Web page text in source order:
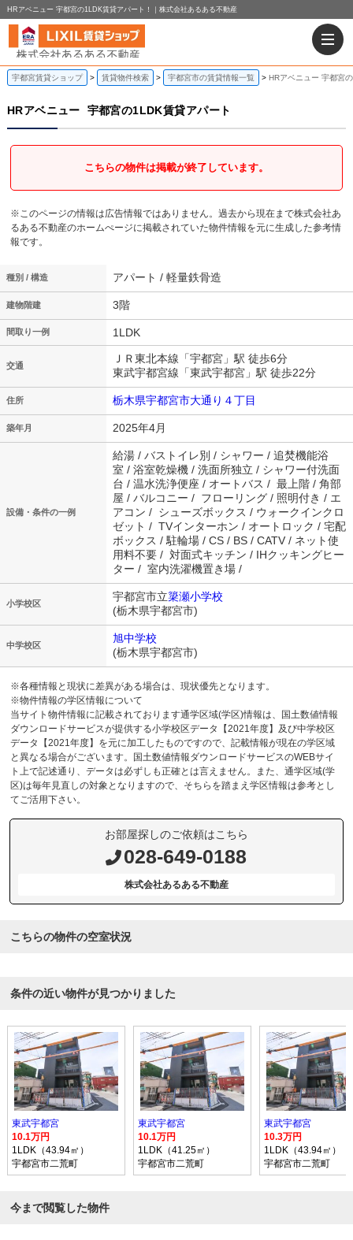
HRアベニュー 宇都宮の1LDK賃貸アパート！｜株式会社あるある不動産
宇都宮賃貸ショップ 賃貸物件検索 宇都宮市の賃貸情報一覧 HRアベニュー 宇都宮
HRアベニュー 宇都宮の1LDK賃貸アパート
こちらの物件は掲載が終了しています。
※このページの情報は広告情報ではありません。過去から現在まで株式会社あ
るある不動産のホームぺージに掲載されていた物件情報を元に生成した参考情
報です。
種別 / 構造 アパート / 軽量鉄骨造
建物階建 3階
間取り一例 1LDK
交通
ＪＲ東北本線「宇都宮」駅 徒歩6分
東武宇都宮線「東武宇都宮」駅 徒歩22分
住所 栃木県宇都宮市大通り４丁目
築年月 2025年4月
設備・条件の一例
給湯 / バストイレ別 / シャワー / 追焚機能浴
室 / 浴室乾燥機 / 洗面所独立 / シャワー付洗面
台 / 温水洗浄便座 / オートバス / 最上階 / 角部
屋 / バルコニー / フローリング / 照明付き / エ
アコン / シューズボックス / ウォークインクロ
ゼット / TVインターホン / オートロック / 宅配
ボックス / 駐輪場 / CS / BS / CATV / ネット使
用料不要 / 対面式キッチン / IHクッキングヒー
ター / 室内洗濯機置き場 /
小学校区
宇都宮市立簗瀬小学校
(栃木県宇都宮市)
中学校区
旭中学校
(栃木県宇都宮市)
※各種情報と現状に差異がある場合は、現状優先となります。
※物件情報の学区情報について
当サイト物件情報に記載されております通学区域(学区)情報は、国土数値情報
ダウンロードサービスが提供する小学校区データ【2021年度】及び中学校区
データ【2021年度】を元に加工したものですので、記載情報が現在の学区域
と異なる場合がございます。国土数値情報ダウンロードサービスのWEBサイ
ト上で記述通り、データは必ずしも正確とは言えません。また、通学区域(学
区)は毎年見直しの対象となりますので、そちらを踏まえ学区情報は参考とし
てご活用下さい。
お部屋探しのご依頼はこちら
028-649-0188
株式会社あるある不動産
こちらの物件の空室状況
条件の近い物件が見つかりました
東武宇都宮
10.1万円
1LDK（43.94㎡）
宇都宮市二荒町
東武宇都宮
10.1万円
1LDK（41.25㎡）
宇都宮市二荒町
東武宇都宮
10.3万円
1LDK（43.94㎡）
宇都宮市二荒町
今まで閲覧した物件